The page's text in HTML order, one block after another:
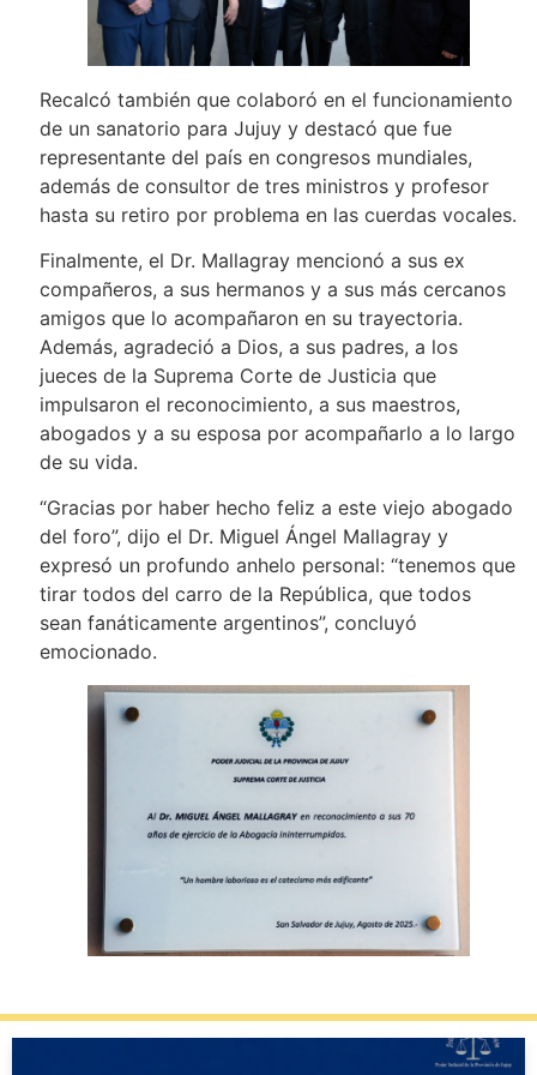
Recalcó también que colaboró en el funcionamiento
de un sanatorio para Jujuy y destacó que fue
representante del país en congresos mundiales,
además de consultor de tres ministros y profesor
hasta su retiro por problema en las cuerdas vocales.
Finalmente, el Dr. Mallagray mencionó a sus ex
compañeros, a sus hermanos y a sus más cercanos
amigos que lo acompañaron en su trayectoria.
Además, agradeció a Dios, a sus padres, a los
jueces de la Suprema Corte de Justicia que
impulsaron el reconocimiento, a sus maestros,
abogados y a su esposa por acompañarlo a lo largo
de su vida.
“Gracias por haber hecho feliz a este viejo abogado
del foro”, dijo el Dr. Miguel Ángel Mallagray y
expresó un profundo anhelo personal: “tenemos que
tirar todos del carro de la República, que todos
sean fanáticamente argentinos”, concluyó
emocionado.